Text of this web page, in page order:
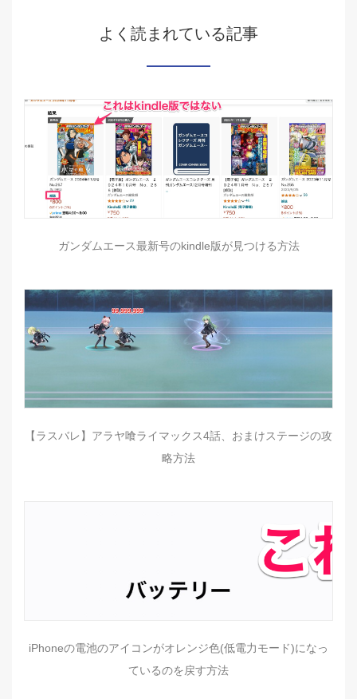
よく読まれている記事
ガンダムエース最新号のkindle版が見つける方法
【ラスバレ】アラヤ喰ライマックス4話、おまけステージの攻
略方法
iPhoneの電池のアイコンがオレンジ色(低電力モード)になっ
ているのを戻す方法